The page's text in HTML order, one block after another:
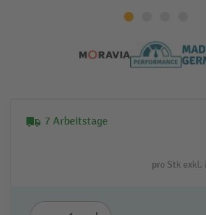
7 Arbeitstage
pro Stk exkl.